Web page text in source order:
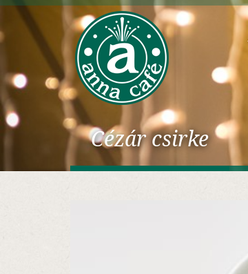
Cézár csirke